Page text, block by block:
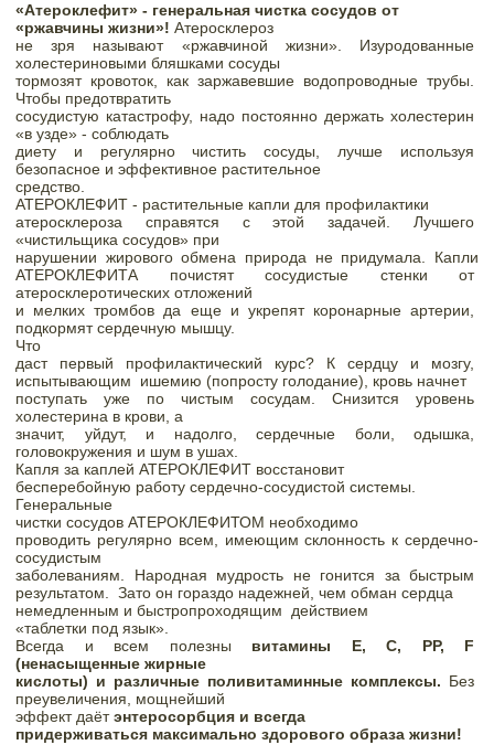
«Атероклефит» - генеральная чистка сосудов от
«ржавчины жизни»! Атеросклероз
не зря называют «ржавчиной жизни». Изуродованные
холестериновыми бляшками сосуды
тормозят кровоток, как заржавевшие водопроводные трубы.
Чтобы предотвратить
сосудистую катастрофу, надо постоянно держать холестерин
«в узде» - соблюдать
диету и регулярно чистить сосуды, лучше используя
безопасное и эффективное растительное
средство.
АТЕРОКЛЕФИТ - растительные капли для профилактики
атеросклероза справятся с этой задачей. Лучшего
«чистильщика сосудов» при
нарушении жирового обмена природа не придумала. Капли
АТЕРОКЛЕФИТА почистят сосудистые стенки от
атеросклеротических отложений
и мелких тромбов да еще и укрепят коронарные артерии,
подкормят сердечную мышцу.
Что
даст первый профилактический курс? К сердцу и мозгу,
испытывающим
ишемию (попросту голодание), кровь начнет
поступать уже по чистым сосудам. Снизится уровень
холестерина в крови, а
значит, уйдут, и надолго, сердечные боли, одышка,
головокружения и шум в ушах.
Капля за каплей АТЕРОКЛЕФИТ восстановит
бесперебойную работу сердечно-сосудистой системы.
Генеральные
чистки сосудов АТЕРОКЛЕФИТОМ необходимо
проводить регулярно всем, имеющим склонность к сердечно-
сосудистым
заболеваниям. Народная мудрость не гонится за быстрым
результатом.
Зато он гораздо надежней, чем обман сердца
немедленным и быстропроходящим
действием
«таблетки под язык».
Всегда и всем полезны витамины Е, С, РР, F
(ненасыщенные жирные
кислоты) и различные поливитаминные комплексы. Без
преувеличения, мощнейший
эффект даёт энтеросорбция и всегда
придерживаться максимально здорового образа жизни!